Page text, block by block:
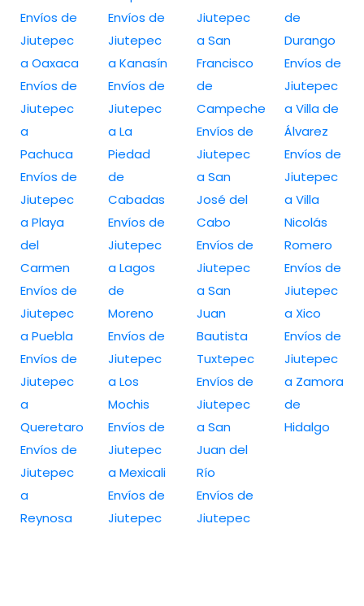
Envíos de
Jiutepec
a Oaxaca
Envíos de
Jiutepec
a
Pachuca
Envíos de
Jiutepec
a Playa
del
Carmen
Envíos de
Jiutepec
a Puebla
Envíos de
Jiutepec
a
Queretaro
Envíos de
Jiutepec
a
Reynosa
Envíos de
Jiutepec
a Kanasín
Envíos de
Jiutepec
a La
Piedad
de
Cabadas
Envíos de
Jiutepec
a Lagos
de
Moreno
Envíos de
Jiutepec
a Los
Mochis
Envíos de
Jiutepec
a Mexicali
Envíos de
Jiutepec
Jiutepec
a San
Francisco
de
Campeche
Envíos de
Jiutepec
a San
José del
Cabo
Envíos de
Jiutepec
a San
Juan
Bautista
Tuxtepec
Envíos de
Jiutepec
a San
Juan del
Río
Envíos de
Jiutepec
de
Durango
Envíos de
Jiutepec
a Villa de
Álvarez
Envíos de
Jiutepec
a Villa
Nicolás
Romero
Envíos de
Jiutepec
a Xico
Envíos de
Jiutepec
a Zamora
de
Hidalgo